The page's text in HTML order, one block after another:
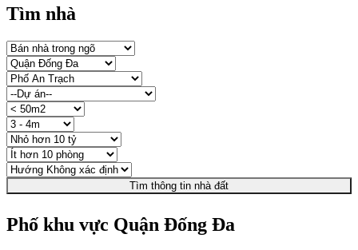
Tìm nhà
Tìm thông tin nhà đất
Phố khu vực Quận Đống Đa